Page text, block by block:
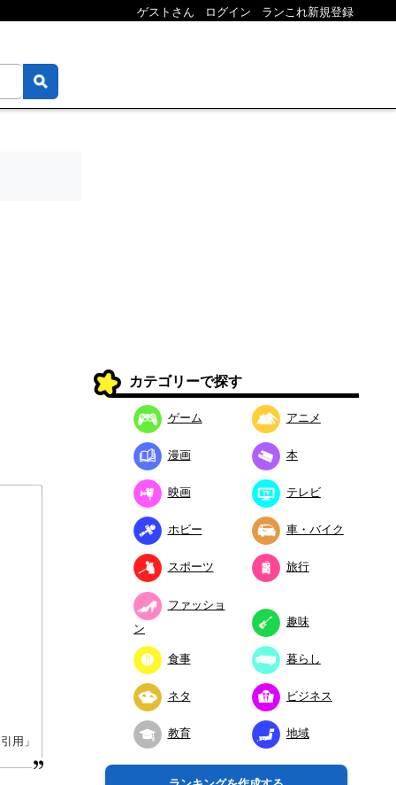
ゲストさん ログイン ランこれ新規登録
用」
カテゴリーで探す
ゲーム アニメ
漫画 本
映画 テレビ
ホビー 車・バイク
スポーツ 旅行
ファッショ
ン
趣味
食事 暮らし
ネタ ビジネス
教育 地域